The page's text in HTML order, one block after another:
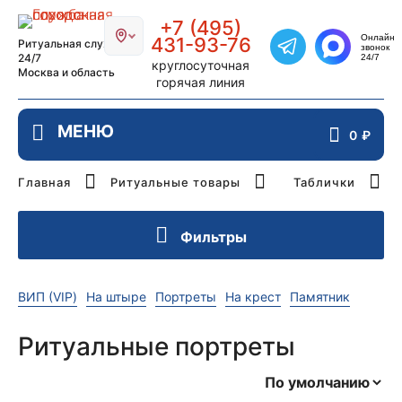
Ритуальная служба
24/7
Москва и область
+7 (495)
431-93-76
круглосуточная
горячая линия
Написать в
Онлайн
звонок
24/7
₽
0
Главная Ритуальные товары Таблички
Фильтры
Цена
₽
ВИП (VIP) На штыре Портреты На крест Памятник
Ритуальные портреты